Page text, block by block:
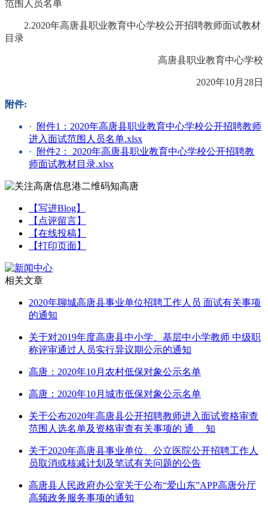
范围人员名单
2.2020年高唐县职业教育中心学校公开招聘教师面试教材
目录
高唐县职业教育中心学校
2020年10月28日
附件:
·
附件1：2020年高唐县职业教育中心学校公开招聘教师
进入面试范围人员名单.xlsx
·
附件2： 2020年高唐县职业教育中心学校公开招聘教
师面试教材目录.xlsx
【写进Blog】
【点评留言】
【在线投稿】
【打印页面】
相关文章
2020年聊城高唐县事业单位招聘工作人员 面试有关事项
的通知
关于对2019年度高唐县中小学、基层中小学教师 中级职
称评审通过人员实行异议期公示的通知
高唐：2020年10月农村低保对象公示名单
高唐：2020年10月城市低保对象公示名单
关于公布2020年高唐县公开招聘教师进入面试资格审查
范围人选名单及资格审查有关事项的 通 知
关于2020年高唐县事业单位、公立医院公开招聘工作人
员取消或核减计划及笔试有关问题的公告
高唐县人民政府办公室关于公布“爱山东”APP高唐分厅
高频政务服务事项的通知